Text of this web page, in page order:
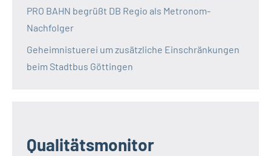
PRO BAHN begrüßt DB Regio als Metronom-
Nachfolger
Geheimnistuerei um zusätzliche Einschränkungen
beim Stadtbus Göttingen
Qualitätsmonitor